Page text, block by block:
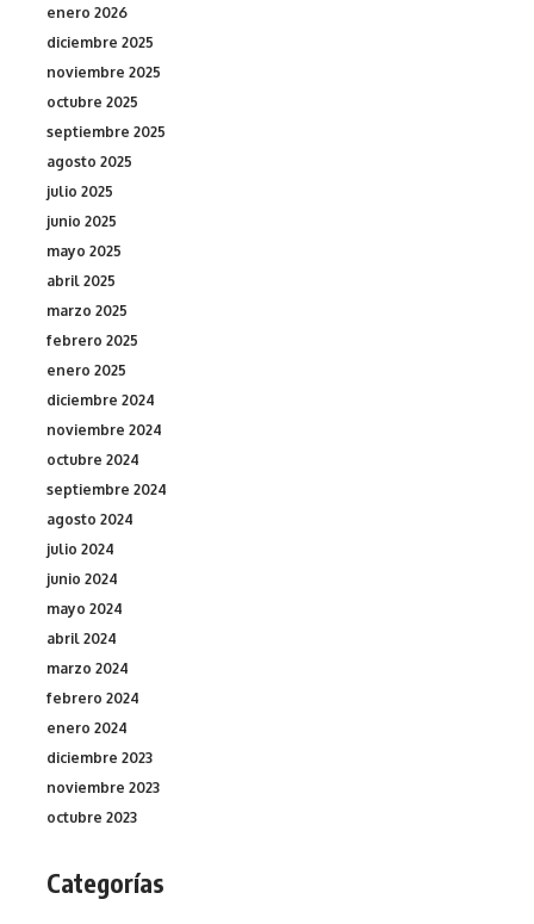
enero 2026
diciembre 2025
noviembre 2025
octubre 2025
septiembre 2025
agosto 2025
julio 2025
junio 2025
mayo 2025
abril 2025
marzo 2025
febrero 2025
enero 2025
diciembre 2024
noviembre 2024
octubre 2024
septiembre 2024
agosto 2024
julio 2024
junio 2024
mayo 2024
abril 2024
marzo 2024
febrero 2024
enero 2024
diciembre 2023
noviembre 2023
octubre 2023
Categorías